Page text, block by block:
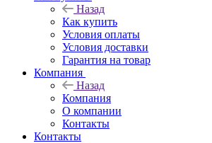
Назад
Как купить
Условия оплаты
Условия доставки
Гарантия на товар
Компания
Назад
Компания
О компании
Контакты
Контакты